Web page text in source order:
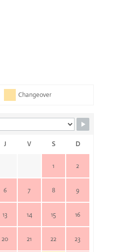
Changeover
J V S D
1 2
6 7 8 9
13 14 15 16
20 21 22 23